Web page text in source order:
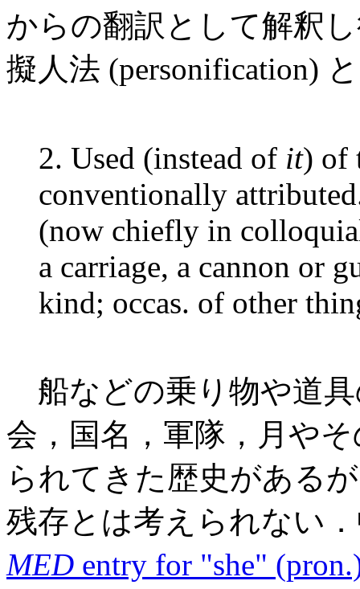
からの翻訳として解釈
擬人法 (personification)
2. Used (instead of it) of
conventionally
(now chiefly in
a carriage, a cannon or
kind; occas. of other
船などの乗り物や道
会，国名，軍隊，月や
られてきた歴史がある
残存とは考えられない
MED entry for "she"